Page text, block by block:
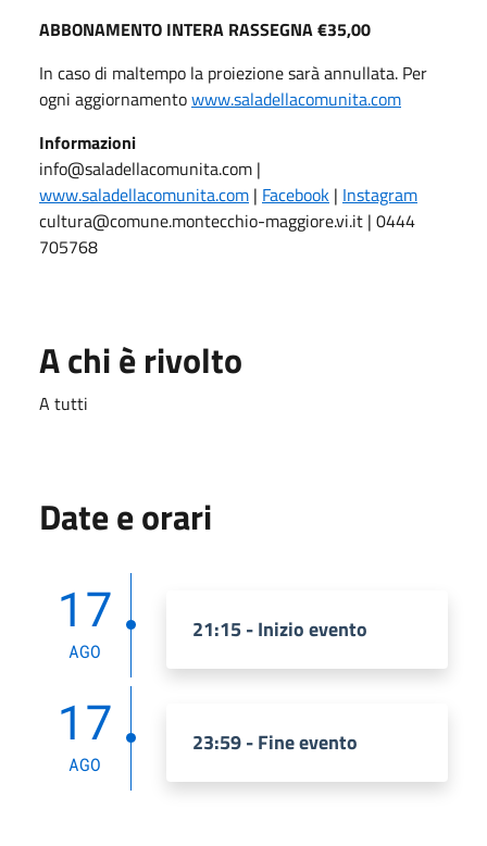
ABBONAMENTO INTERA RASSEGNA €35,00
In caso di maltempo la proiezione sarà annullata. Per
ogni aggiornamentowww.saladellacomunita.com
Informazioni
info@saladellacomunita.com |
www.saladellacomunita.com | Facebook | Instagram
cultura@comune.montecchio-maggiore.vi.it | 0444
705768
A chi è rivolto
A tutti
Date e orari
17
AGO
21:15 - Inizio evento
17
AGO
23:59 - Fine evento